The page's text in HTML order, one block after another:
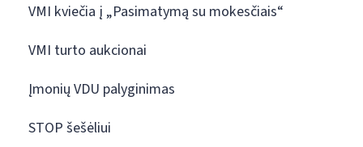
VMI kviečia į „Pasimatymą su mokesčiais“
VMI turto aukcionai
Įmonių VDU palyginimas
STOP šešėliui